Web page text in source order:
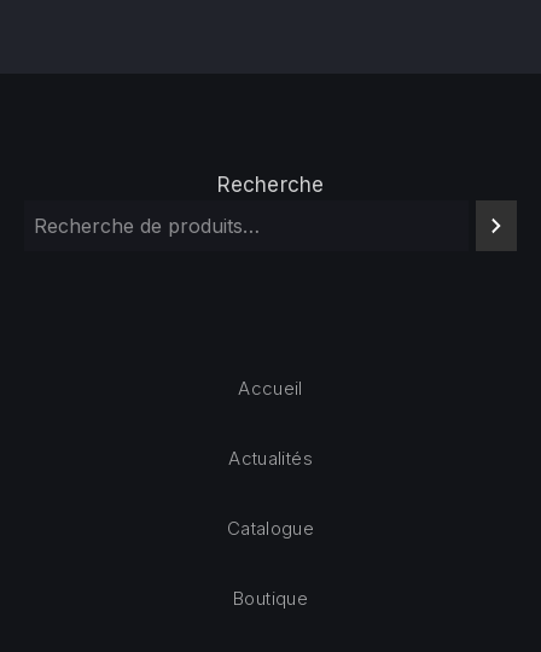
Recherche
Accueil
Actualités
Catalogue
Boutique